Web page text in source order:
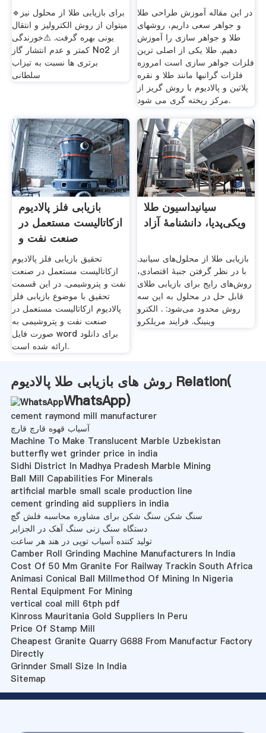
🔹برای بازیابی طلا از محلول نیز
میتوان از روش الکترولیز و انتقال
یونی بهره گرفت. ⚠️خورندگی
کمتر و عدم انتشار گاز No2 از
برتری ها نسبت به تیزاب
سلطانی
در این مقاله آموزش طراحی طلا
و جواهر سعی داریم، روشهای
طلا و جواهر سازی را آموزش
دهیم. طلا یکی از اصلی ترین
فلزات جواهر سازی است امروزه
فلزات گرانبها مانند طلا و نقره
پلاتین و پالادیوم با روش گریز از
مرکز ریخته گری می شود.
بازیابی فلز پالادیوم
ازکاتالیست مستعمل در
صنعت نفت و
تحقیق بازیابی فلز پالادیوم
ازکاتالیست مستعمل در صنعت
نفت و پتروشیمی. در این قسمت
تحقیق با موضوع بازیابی فلز
پالادیوم ازکاتالیست مستعمل در
صنعت نفت و پتروشیمی به
صورت فایل word برای دانلود
ارائه شده است.
سیانیداسیون طلا
ویکی‌پدیا، دانشنامهٔ آزاد
بازیابی طلا از محلول‌های سیانید.
با در نظر گرفتن جنبهٔ اقتصادی،
روش‌های رایج برای بازیابی طلای
قابل حل در محلول به این سه
روش محدود می‌شود: . الکترو
وینینگ. فرایند مریلکرو
روش های بازیابی طلا پالادیوم Relation(
WhatsApp)
cement raymond mill manufacturer
آسیاب قهوه قارچ قارچ
Machine To Make Translucent Marble Uzbekistan
butterfly wet grinder price in india
Sidhi District In Madhya Pradesh Marble Mining
Ball Mill Capabilities For Minerals
artificial marble small scale production line
cement grinding aid suppliers in india
سنگ شکن سنگ شکن برای مشاوره محاسبه فلش گچ
دستگاه سنگ زنی سنگ آهک در الجزایر
تولید کننده آسیاب توپی در هند هر ساعت
Camber Roll Grinding Machine Manufacturers In India
Cost Of 50 Mm Granite For Railway Trackin South Africa
Animasi Conical Ball Millmethod Of Mining In Nigeria
Rental Equipment For Mining
vertical coal mill 6tph pdf
Kinross Mauritania Gold Suppliers In Peru
Price Of Stamp Mill
Cheapest Granite Quarry G688 From Manufactur Factory
Directly
Grinnder Small Size In India
Sitemap